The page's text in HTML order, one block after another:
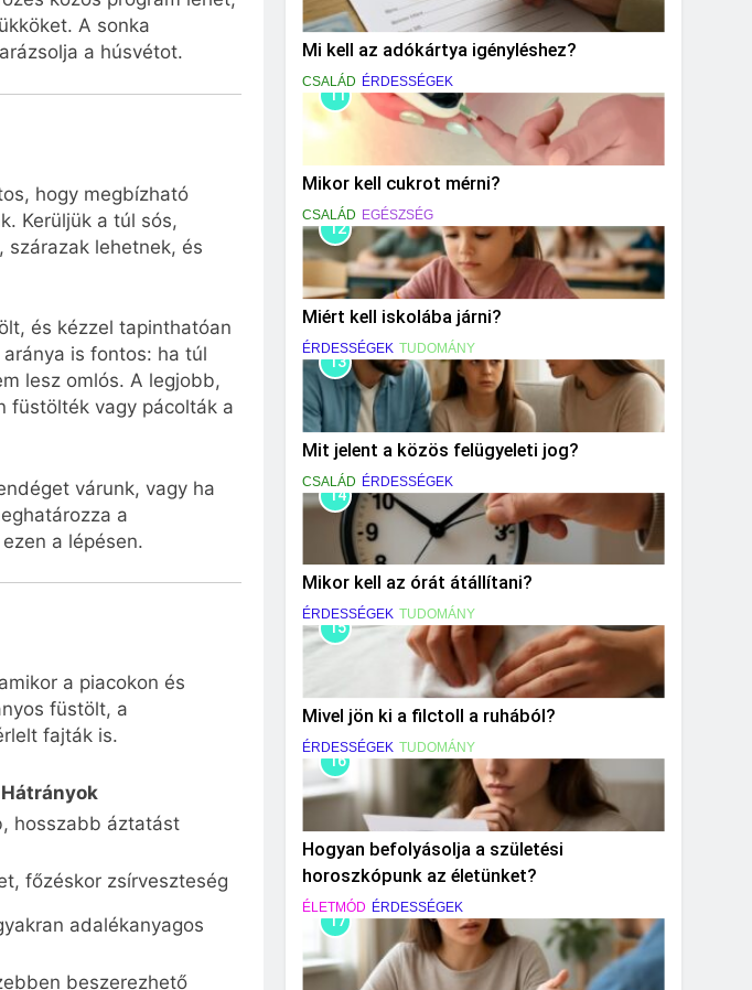
A sonka
a húsvétot.
hogy megbízható
Kerüljük a túl sós,
lehetnek, és
és kézzel tapinthatóan
is fontos: ha túl
lesz omlós. A legjobb,
füstölték vagy pácolták a
várunk, vagy ha
a
a lépésen.
a piacokon és
füstölt, a
fajták is.
Hátrányok
hosszabb áztatást
főzéskor zsírveszteség
adalékanyagos
beszerezhető
Mi kell az adókártya igényléshez?
CSALÁD ÉRDESSÉGEK
11
Mikor kell cukrot mérni?
CSALÁD EGÉSZSÉG
12
Miért kell iskolába járni?
ÉRDESSÉGEK TUDOMÁNY
13
Mit jelent a közös felügyeleti jog?
CSALÁD ÉRDESSÉGEK
14
Mikor kell az órát átállítani?
ÉRDESSÉGEK TUDOMÁNY
15
Mivel jön ki a filctoll a ruhából?
ÉRDESSÉGEK TUDOMÁNY
16
Hogyan befolyásolja a születési
horoszkópunk az életünket?
ÉLETMÓD ÉRDESSÉGEK
17